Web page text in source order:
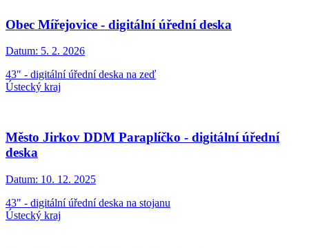
Obec Mířejovice - digitální úřední deska
Datum: 5. 2. 2026
43" - digitální úřední deska na zeď
Ústecký kraj
Město Jirkov DDM Paraplíčko - digitální úřední
deska
Datum: 10. 12. 2025
43" - digitální úřední deska na stojanu
Ústecký kraj